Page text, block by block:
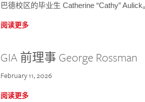
巴德校区的毕业生 Catherine “Cathy” Aulick
阅读更多
GIA 前理事 George
February 11, 2026
阅读更多